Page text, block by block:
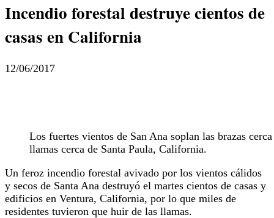
Incendio forestal destruye cientos de
casas en California
12/06/2017
Los fuertes vientos de San Ana soplan las brazas
llamas cerca de Santa Paula, California.
Un feroz incendio forestal avivado por los vientos cálidos
y secos de Santa Ana destruyó el martes cientos de casas y
edificios en Ventura, California, por lo que miles de
residentes tuvieron que huir de las llamas.